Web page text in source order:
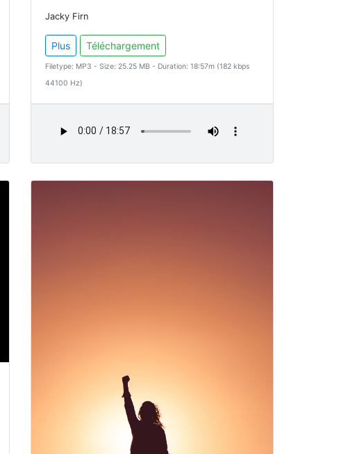
Jacky Firn
Plus Téléchargement
Filetype: MP3 - Size: 25.25 MB - Duration: 18:57m (182 kbps
44100 Hz)